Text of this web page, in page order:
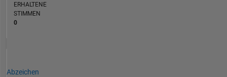
ERHALTENE
STIMMEN
0
Abzeichen